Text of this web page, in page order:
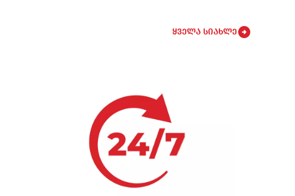
ყველა სიახლე